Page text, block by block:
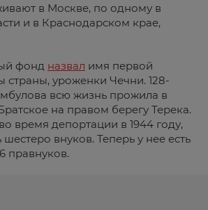
в Москве, по одному в
и в Краснодарском крае,
фонд назвал имя первой
страны, уроженки Чечни. 128-
всю жизнь прожила в
на правом берегу Терека.
время депортации в 1944 году,
шестеро внуков. Теперь у нее есть
правнуков.